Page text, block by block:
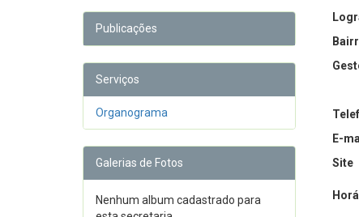
Publicações
Serviços
Organograma
Galerias de Fotos
Nenhum album cadastrado para
E-
Site